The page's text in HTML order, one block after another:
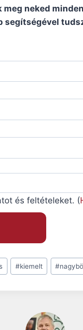
neked
segítségével
és feltételeket. (
#kiemelt #